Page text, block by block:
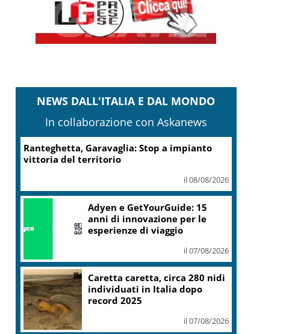
NEWS DALL'ITALIA E DAL MONDO
In collaborazione con Askanews
Ranteghetta, Garavaglia: Stop a impianto
vittoria del territorio
il 08/08/2026
Adyen e GetYourGuide: 15
anni di innovazione per le
esperienze di viaggio
il 07/08/2026
Caretta caretta, circa 280 nidi
individuati in Italia dopo
record 2025
il 07/08/2026